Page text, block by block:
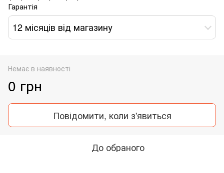
Гарантія
12 місяців від магазину
Немає в наявності
0 грн
Повідомити, коли з'явиться
До обраного